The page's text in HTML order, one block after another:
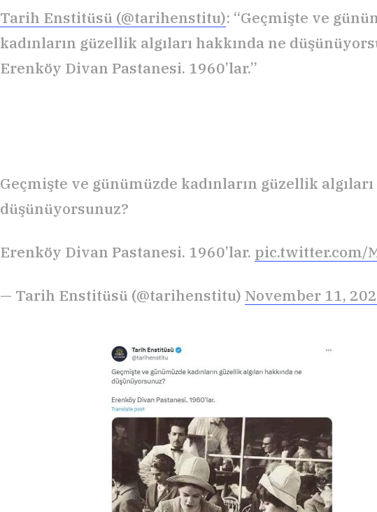
Tarih Enstitüsü (@tarihenstitu): “Geçmişte ve
kadınların güzellik algıları hakkında ne
Erenköy Divan Pastanesi. 1960’lar.”
Geçmişte ve günümüzde kadınların güzellik
düşünüyorsunuz?
Erenköy Divan Pastanesi. 1960’lar. pic.twitter.com/
— Tarih Enstitüsü (@tarihenstitu) November 11,